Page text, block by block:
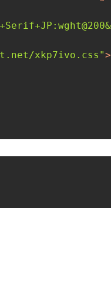
xkp7ivo.css">